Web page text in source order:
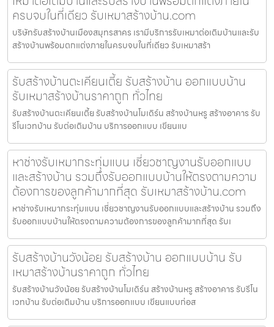
ครบจบในที่เดียว รับเหมาสร้างบ้าน.com
บริษัทรับสร้างบ้านเมืองสมุทรสาคร เรามีบริการรับเหมาต่อเติมบ้านและรับ
สร้างบ้านพร้อมตกแต่งภายในครบจบในที่เดียว รับเหมาสร้า
รับสร้างบ้านตะเคียนเตี้ย รับสร้างบ้าน ออกแบบบ้าน
รับเหมาสร้างบ้านราคาถูก ทั่วไทย
รับสร้างบ้านตะเคียนเตี้ย รับสร้างบ้านโมเดิร์น สร้างบ้านหรู สร้างอาคาร รับ
รีโนเวทบ้าน รับต่อเติมบ้าน บริการออกแบบ เขียนแบ
หาช่างรับเหมากระทุ่มแบน เชี่ยวชาญงานรับออกแบบ
และสร้างบ้าน รวมถึงรับออกแบบบ้านให้ตรงตามความ
ต้องการของลูกค้ามากที่สุด รับเหมาสร้างบ้าน.com
หาช่างรับเหมากระทุ่มแบน เชี่ยวชาญงานรับออกแบบและสร้างบ้าน รวมถึง
รับออกแบบบ้านให้ตรงตามความต้องการของลูกค้ามากที่สุด รับเ
รับสร้างบ้านวังน้อย รับสร้างบ้าน ออกแบบบ้าน รับ
เหมาสร้างบ้านราคาถูก ทั่วไทย
รับสร้างบ้านวังน้อย รับสร้างบ้านโมเดิร์น สร้างบ้านหรู สร้างอาคาร รับรีโน
เวทบ้าน รับต่อเติมบ้าน บริการออกแบบ เขียนแบบก่อส